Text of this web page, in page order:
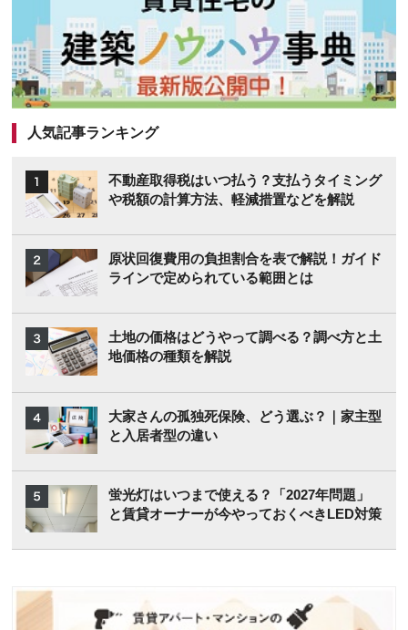
人気記事ランキング
不動産取得税はいつ払う？支払うタイミング
や税額の計算方法、軽減措置などを解説
原状回復費用の負担割合を表で解説！ガイド
ラインで定められている範囲とは
土地の価格はどうやって調べる？調べ方と土
地価格の種類を解説
大家さんの孤独死保険、どう選ぶ？｜家主型
と入居者型の違い
蛍光灯はいつまで使える？「2027年問題」
と賃貸オーナーが今やっておくべきLED対策